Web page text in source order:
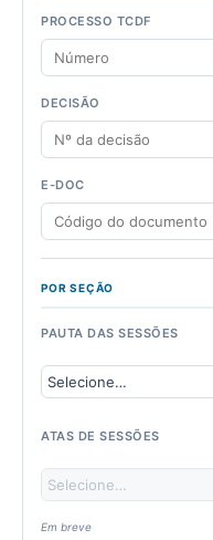
PROCESSO TCDF
DECISÃO
E-DOC
POR SEÇÃO
PAUTA DAS SESSÕES
ATAS DE SESSÕES
Em breve